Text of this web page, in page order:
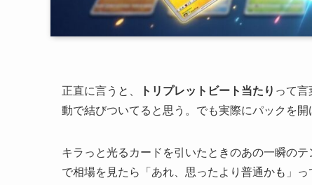
正直に言うと、 トリプレットビート当たり って
動で結びついてると思う。でも実際にパックを
キラっと光るカードを引いたときのあの一瞬の
で相場を見たら「あれ、思ったより普通かも」